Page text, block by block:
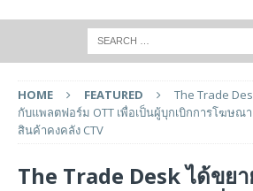
HOME FEATURED
The Trade
กับแพลตฟอร์ม OTT เพื่อเป็นผู้บุกเบิกการโฆษณ
สินค้าคงคลัง CTV
The Trade Desk ได้ขย